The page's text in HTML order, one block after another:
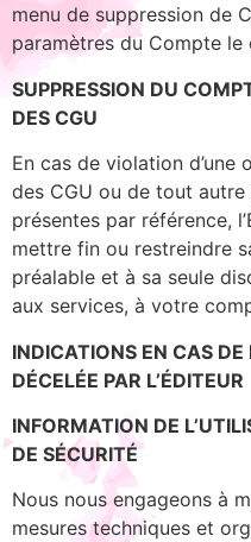
menu de suppression de
paramètres du Compte le
SUPPRESSION DU
DES CGU
En cas de violation d’une
des CGU ou de tout
présentes par référence,
mettre fin ou restreindre
préalable et à sa seule
aux services, à votre
INDICATIONS EN CAS DE
DÉCELÉE PAR L’ÉDITEUR
INFORMATION DE
DE SÉCURITÉ
Nous nous engageons à
mesures techniques et